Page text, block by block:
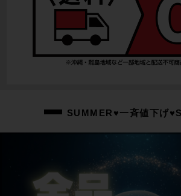
SUMMER♥一斉値下げ